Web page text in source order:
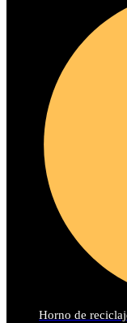
Horno de